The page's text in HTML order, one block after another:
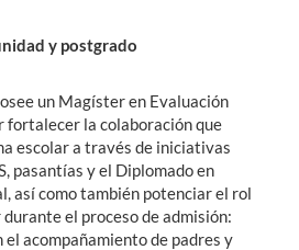
y postgrado
un Magíster en Evaluación
fortalecer la colaboración que
escolar a través de iniciativas
pasantías y el Diplomado en
así como también potenciar el rol
el proceso de admisión:
el acompañamiento de padres y